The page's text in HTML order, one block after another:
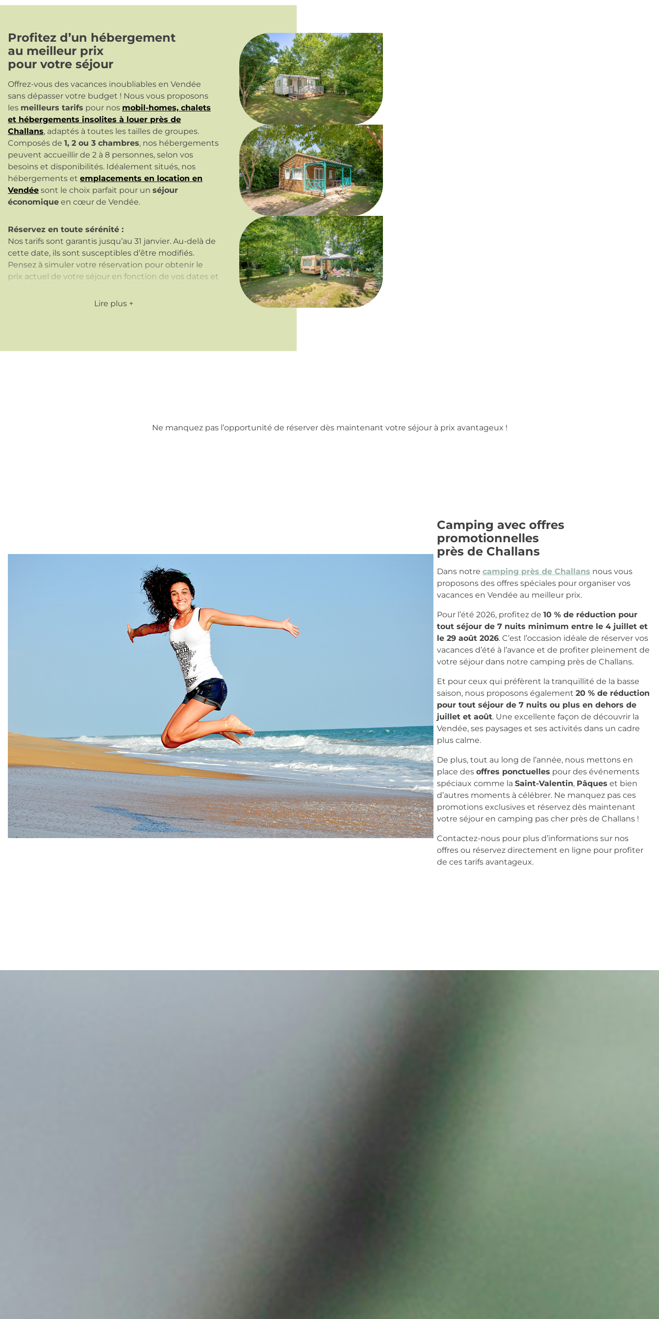
Profitez d’un hébergement
au meilleur prix
pour votre séjour
Offrez-vous des vacances inoubliables en Vendée
sans dépasser votre budget ! Nous vous proposons
les meilleurs tarifs pour nos mobil-homes, chalets
et hébergements insolites à louer près de
Challans, adaptés à toutes les tailles de groupes.
Composés de 1, 2 ou 3 chambres, nos hébergements
peuvent accueillir de 2 à 8 personnes, selon vos
besoins et disponibilités. Idéalement situés, nos
hébergements et emplacements en location en
Vendée sont le choix parfait pour un séjour
économique en cœur de Vendée.
Lire plus
Réservez en toute sérénité :
Nos tarifs sont garantis jusqu’au 31 janvier. Au-delà de
cette date, ils sont susceptibles d’être modifiés.
Pensez à simuler votre réservation pour obtenir le
prix actuel de votre séjour en fonction de vos dates et
Et pour plus de tranquillité, vous pouvez
L’utilisation des installations du camping
Ne manquez pas l’opportunité de réserver dès maintenant votre séjour à prix avantageux !
Camping avec offres
promotionnelles
près de Challans
Dans notre camping près de Challans nous vous
proposons des offres spéciales pour organiser vos
vacances en Vendée au meilleur prix.
Pour l’été 2026, profitez de 10 % de réduction pour
tout séjour de 7 nuits minimum entre le 4 juillet et
le 29 août 2026. C’est l’occasion idéale de réserver vos
vacances d’été à l’avance et de profiter pleinement de
votre séjour dans notre camping près de Challans.
Et pour ceux qui préfèrent la tranquillité de la basse
saison, nous proposons également 20 % de réduction
pour tout séjour de 7 nuits ou plus en dehors de
juillet et août. Une excellente façon de découvrir la
Vendée, ses paysages et ses activités dans un cadre
plus calme.
De plus, tout au long de l’année, nous mettons en
place des offres ponctuelles pour des événements
spéciaux comme la Saint-Valentin, Pâques et bien
d’autres moments à célébrer. Ne manquez pas ces
promotions exclusives et réservez dès maintenant
votre séjour en camping pas cher près de Challans !
Contactez-nous pour plus d’informations sur nos
offres ou réservez directement en ligne pour profiter
de ces tarifs avantageux.